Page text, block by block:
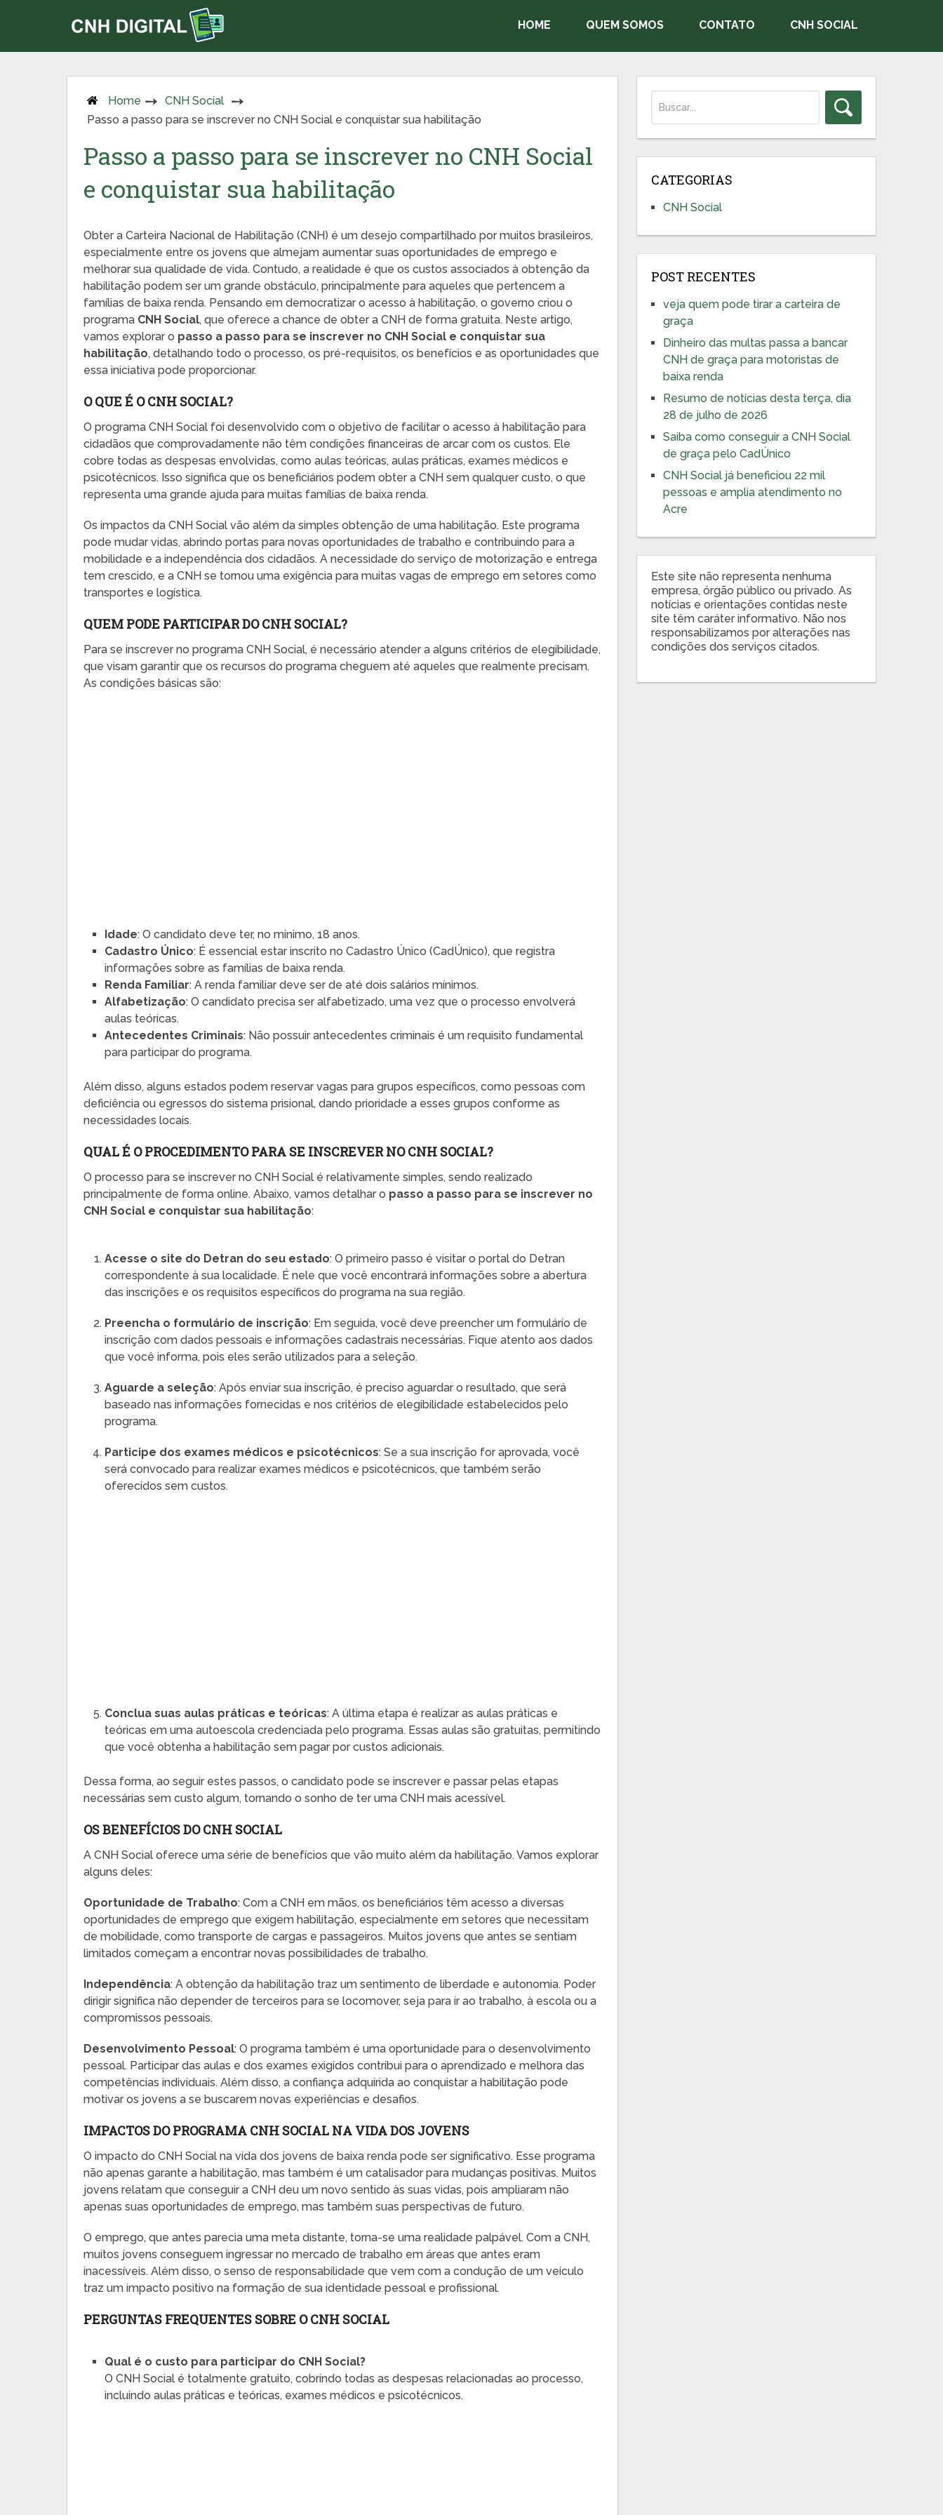
HOME QUEM SOMOS CONTATO CNH SOCIAL
Home
CNH Social
Passo a passo para se inscrever no CNH Social e conquistar sua habilitação
Passo a passo para se inscrever no CNH Social
e conquistar sua habilitação
Obter a Carteira Nacional de Habilitação (CNH) é um desejo compartilhado por muitos brasileiros,
especialmente entre os jovens que almejam aumentar suas oportunidades de emprego e
melhorar sua qualidade de vida. Contudo, a realidade é que os custos associados à obtenção da
habilitação podem ser um grande obstáculo, principalmente para aqueles que pertencem a
famílias de baixa renda. Pensando em democratizar o acesso à habilitação, o governo criou o
programa CNH Social, que oferece a chance de obter a CNH de forma gratuita. Neste artigo,
vamos explorar o passo a passo para se inscrever no CNH Social e conquistar sua
habilitação, detalhando todo o processo, os pré-requisitos, os benefícios e as oportunidades que
essa iniciativa pode proporcionar.
O QUE É O CNH SOCIAL?
O programa CNH Social foi desenvolvido com o objetivo de facilitar o acesso à habilitação para
cidadãos que comprovadamente não têm condições financeiras de arcar com os custos. Ele
cobre todas as despesas envolvidas, como aulas teóricas, aulas práticas, exames médicos e
psicotécnicos. Isso significa que os beneficiários podem obter a CNH sem qualquer custo, o que
representa uma grande ajuda para muitas famílias de baixa renda.
Os impactos da CNH Social vão além da simples obtenção de uma habilitação. Este programa
pode mudar vidas, abrindo portas para novas oportunidades de trabalho e contribuindo para a
mobilidade e a independência dos cidadãos. A necessidade do serviço de motorização e entrega
tem crescido, e a CNH se tornou uma exigência para muitas vagas de emprego em setores como
transportes e logística.
QUEM PODE PARTICIPAR DO CNH SOCIAL?
Para se inscrever no programa CNH Social, é necessário atender a alguns critérios de elegibilidade,
que visam garantir que os recursos do programa cheguem até aqueles que realmente precisam.
As condições básicas são:
Idade: O candidato deve ter, no mínimo, 18 anos.
Cadastro Único: É essencial estar inscrito no Cadastro Único (CadÚnico), que registra
informações sobre as famílias de baixa renda.
Renda Familiar: A renda familiar deve ser de até dois salários mínimos.
Alfabetização: O candidato precisa ser alfabetizado, uma vez que o processo envolverá
aulas teóricas.
Antecedentes Criminais: Não possuir antecedentes criminais é um requisito fundamental
para participar do programa.
Além disso, alguns estados podem reservar vagas para grupos específicos, como pessoas com
deficiência ou egressos do sistema prisional, dando prioridade a esses grupos conforme as
necessidades locais.
QUAL É O PROCEDIMENTO PARA SE INSCREVER NO CNH SOCIAL?
O processo para se inscrever no CNH Social é relativamente simples, sendo realizado
principalmente de forma online. Abaixo, vamos detalhar o passo a passo para se inscrever no
CNH Social e conquistar sua habilitação:
Acesse o site do Detran do seu estado: O primeiro passo é visitar o portal do Detran
correspondente à sua localidade. É nele que você encontrará informações sobre a abertura
das inscrições e os requisitos específicos do programa na sua região.
Preencha o formulário de inscrição: Em seguida, você deve preencher um formulário de
inscrição com dados pessoais e informações cadastrais necessárias. Fique atento aos dados
que você informa, pois eles serão utilizados para a seleção.
Aguarde a seleção: Após enviar sua inscrição, é preciso aguardar o resultado, que será
baseado nas informações fornecidas e nos critérios de elegibilidade estabelecidos pelo
programa.
Participe dos exames médicos e psicotécnicos: Se a sua inscrição for aprovada, você
será convocado para realizar exames médicos e psicotécnicos, que também serão
oferecidos sem custos.
Conclua suas aulas práticas e teóricas: A última etapa é realizar as aulas práticas e
teóricas em uma autoescola credenciada pelo programa. Essas aulas são gratuitas, permitindo
que você obtenha a habilitação sem pagar por custos adicionais.
Dessa forma, ao seguir estes passos, o candidato pode se inscrever e passar pelas etapas
necessárias sem custo algum, tornando o sonho de ter uma CNH mais acessível.
OS BENEFÍCIOS DO CNH SOCIAL
A CNH Social oferece uma série de benefícios que vão muito além da habilitação. Vamos explorar
alguns deles:
Oportunidade de Trabalho: Com a CNH em mãos, os beneficiários têm acesso a diversas
oportunidades de emprego que exigem habilitação, especialmente em setores que necessitam
de mobilidade, como transporte de cargas e passageiros. Muitos jovens que antes se sentiam
limitados começam a encontrar novas possibilidades de trabalho.
Independência: A obtenção da habilitação traz um sentimento de liberdade e autonomia. Poder
dirigir significa não depender de terceiros para se locomover, seja para ir ao trabalho, à escola ou a
compromissos pessoais.
Desenvolvimento Pessoal: O programa também é uma oportunidade para o desenvolvimento
pessoal. Participar das aulas e dos exames exigidos contribui para o aprendizado e melhora das
competências individuais. Além disso, a confiança adquirida ao conquistar a habilitação pode
motivar os jovens a se buscarem novas experiências e desafios.
IMPACTOS DO PROGRAMA CNH SOCIAL NA VIDA DOS JOVENS
O impacto do CNH Social na vida dos jovens de baixa renda pode ser significativo. Esse programa
não apenas garante a habilitação, mas também é um catalisador para mudanças positivas. Muitos
jovens relatam que conseguir a CNH deu um novo sentido às suas vidas, pois ampliaram não
apenas suas oportunidades de emprego, mas também suas perspectivas de futuro.
O emprego, que antes parecia uma meta distante, torna-se uma realidade palpável. Com a CNH,
muitos jovens conseguem ingressar no mercado de trabalho em áreas que antes eram
inacessíveis. Além disso, o senso de responsabilidade que vem com a condução de um veículo
traz um impacto positivo na formação de sua identidade pessoal e profissional.
PERGUNTAS FREQUENTES SOBRE O CNH SOCIAL
Qual é o custo para participar do CNH Social?
O CNH Social é totalmente gratuito, cobrindo todas as despesas relacionadas ao processo,
incluindo aulas práticas e teóricas, exames médicos e psicotécnicos.
CATEGORIAS
CNH Social
POST RECENTES
veja quem pode tirar a carteira de
graça
Dinheiro das multas passa a bancar
CNH de graça para motoristas de
baixa renda
Resumo de notícias desta terça, dia
28 de julho de 2026
Saiba como conseguir a CNH Social
de graça pelo CadÚnico
CNH Social já beneficiou 22 mil
pessoas e amplia atendimento no
Acre
Este site não representa nenhuma
empresa, órgão público ou privado. As
notícias e orientações contidas neste
site têm caráter informativo. Não nos
responsabilizamos por alterações nas
condições dos serviços citados.